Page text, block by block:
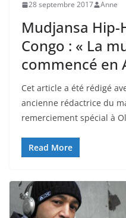
28 septembre 2017 Anne
Mudjansa Hip-
Congo : « La
commencé en
Cet article a été rédigé
ancienne rédactrice du
remerciement spécial à
Read More